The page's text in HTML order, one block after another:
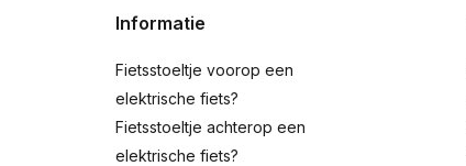
Informatie
Fietsstoeltje voorop een
elektrische fiets?
Fietsstoeltje achterop een
elektrische fiets?